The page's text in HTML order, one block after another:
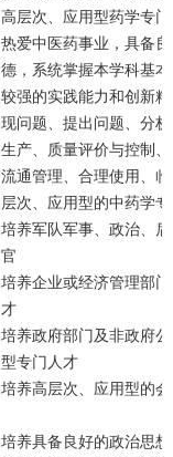
高层次、应用型药学专
热爱中医药事业，具备
德，系统掌握本学科基
较强的实践能力和创新
现问题、提出问题、分
生产、质量评价与控制
流通管理、合理使用、
层次、应用型的中药学
培养军队军事、政治、
官
培养企业或经济管理部
才
培养政府部门及非政府
型专门人才
培养高层次、应用型的
培养具备良好的政治思